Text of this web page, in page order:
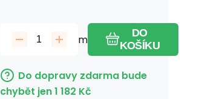
m
DO
KOŠÍKU
Do dopravy zdarma bude
chybět jen1 182 Kč